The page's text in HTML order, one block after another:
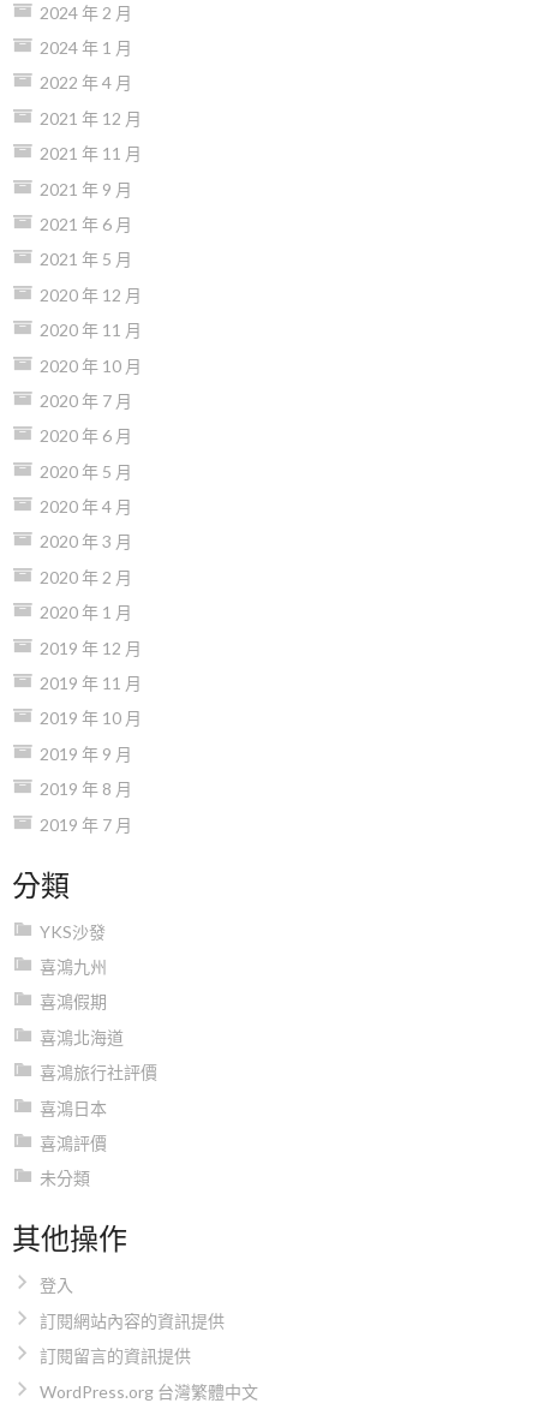
2024 年 2 月
2024 年 1 月
2022 年 4 月
2021 年 12 月
2021 年 11 月
2021 年 9 月
2021 年 6 月
2021 年 5 月
2020 年 12 月
2020 年 11 月
2020 年 10 月
2020 年 7 月
2020 年 6 月
2020 年 5 月
2020 年 4 月
2020 年 3 月
2020 年 2 月
2020 年 1 月
2019 年 12 月
2019 年 11 月
2019 年 10 月
2019 年 9 月
2019 年 8 月
2019 年 7 月
分類
YKS沙發
喜鴻九州
喜鴻假期
喜鴻北海道
喜鴻旅行社評價
喜鴻日本
喜鴻評價
未分類
其他操作
登入
訂閱網站內容的資訊提供
訂閱留言的資訊提供
WordPress.org 台灣繁體中文